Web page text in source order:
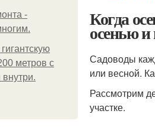
-
метров с
Когда
осенью
Садоводы
или весной.
Рассмотрим
участке.